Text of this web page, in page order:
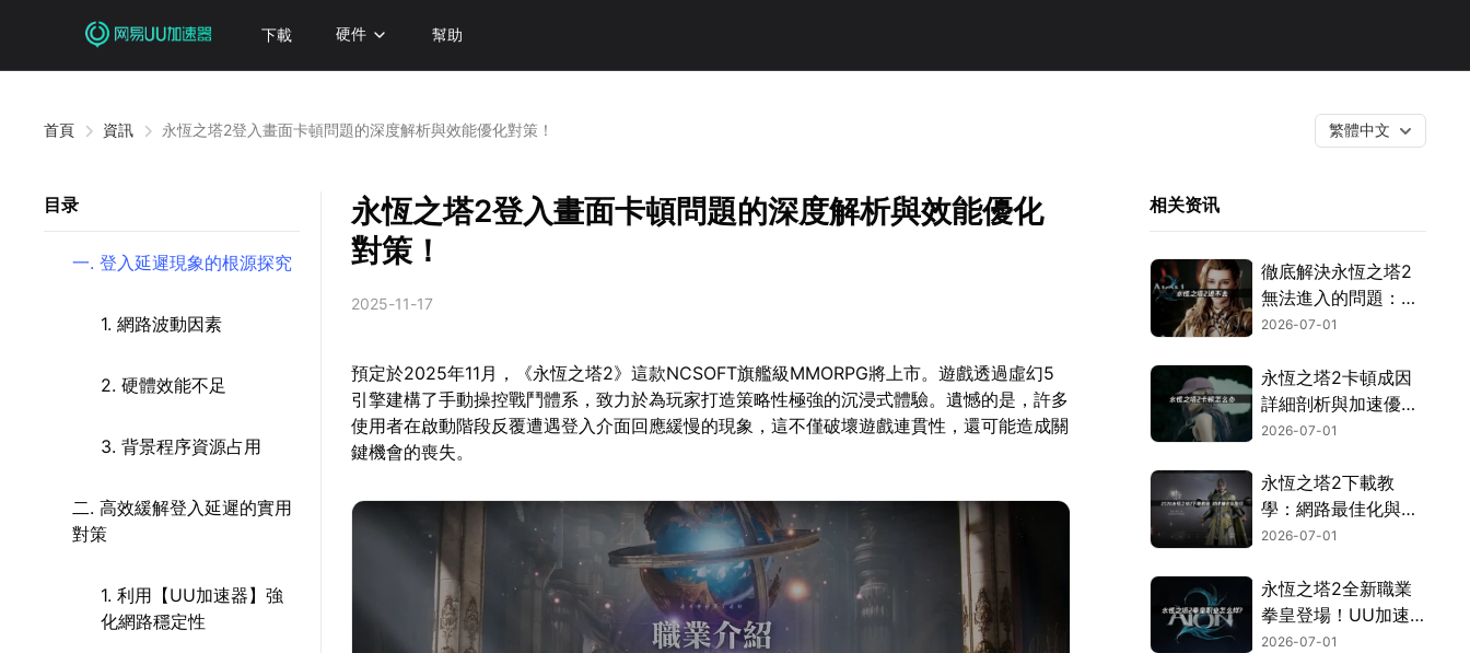
下載 硬件 幫助
首頁 資訊 永恆之塔2登入畫面卡頓問題的深度解析與效能優化對策！ 繁體中文
目录
一. 登入延遲現象的根源探究
1. 網路波動因素
2. 硬體效能不足
3. 背景程序資源占用
二. 高效緩解登入延遲的實用
對策
1. 利用【UU加速器】強
化網路穩定性
永恆之塔2登入畫面卡頓問題的深度解析與效能優化
對策！
2025-11-17
預定於2025年11月，《永恆之塔2》這款NCSOFT旗艦級MMORPG將上市。遊戲透過虛幻5
引擎建構了手動操控戰鬥體系，致力於為玩家打造策略性極強的沉浸式體驗。遺憾的是，許多
使用者在啟動階段反覆遭遇登入介面回應緩慢的現象，這不僅破壞遊戲連貫性，還可能造成關
鍵機會的喪失。
相关资讯
徹底解決永恆之塔2
無法進入的問題：繞
過網路封鎖與驗證機
2026-07-01
永恆之塔2卡頓成因
詳細剖析與加速優化
全攻略！
2026-07-01
永恆之塔2下載教
學：網路最佳化與完
整安裝流程指南！
2026-07-01
永恆之塔2全新職業
拳皇登場！UU加速
器連線優化完全攻
2026-07-01